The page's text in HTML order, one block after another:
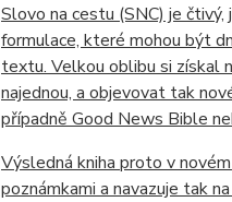
Slovo na cestu (SNC) je
formulace, které mohou být
textu. Velkou oblibu si získal
najednou, a objevovat tak
případně Good News Bible
Výsledná kniha proto v
poznámkami a navazuje tak